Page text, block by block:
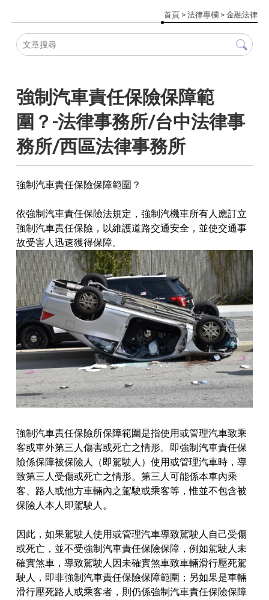
首頁 >法律專欄 >金融法律
強制汽車責任保險保障範
圍？-法律事務所/台中法律事
務所/西區法律事務所
強制汽車責任保險保障範圍？
依強制汽車責任保險法規定，強制汽機車所有人應訂立
強制汽車責任保險，以維護道路交通安全，並使交通事
故受害人迅速獲得保障。
強制汽車責任保險所保障範圍是指使用或管理汽車致乘
客或車外第三人傷害或死亡之情形。即強制汽車責任保
險係保障被保險人（即駕駛人）使用或管理汽車時，導
致第三人受傷或死亡之情形。第三人可能係本車內乘
客、路人或他方車輛內之駕駛或乘客等，惟並不包含被
保險人本人即駕駛人。
因此，如果駕駛人使用或管理汽車導致駕駛人自己受傷
或死亡，並不受強制汽車責任保險保障，例如駕駛人未
確實煞車，導致駕駛人因未確實煞車致車輛滑行壓死駕
駛人，即非強制汽車責任保險保障範圍；另如果是車輛
滑行壓死路人或乘客者，則仍係強制汽車責任保險保障